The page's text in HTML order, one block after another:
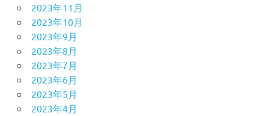
2023年11月
2023年10月
2023年9月
2023年8月
2023年7月
2023年6月
2023年5月
2023年4月